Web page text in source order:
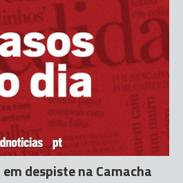
despiste na Camacha